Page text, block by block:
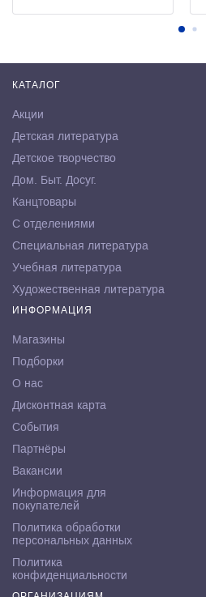
КАТАЛОГ
Акции
Детская литература
Детское творчество
Дом. Быт. Досуг.
Канцтовары
С отделениями
Специальная литература
Учебная литература
Художественная литература
ИНФОРМАЦИЯ
Магазины
Подборки
О нас
Дисконтная карта
События
Партнёры
Вакансии
Информация для
покупателей
Политика обработки
персональных данных
Политика
конфиденциальности